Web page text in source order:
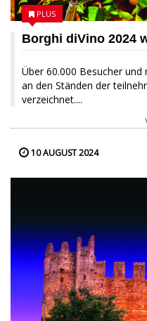
Borghi diVino 2024
Über 60.000 Besucher
an den Ständen der
verzeichnet....
PLUS
10 AUGUST 2024